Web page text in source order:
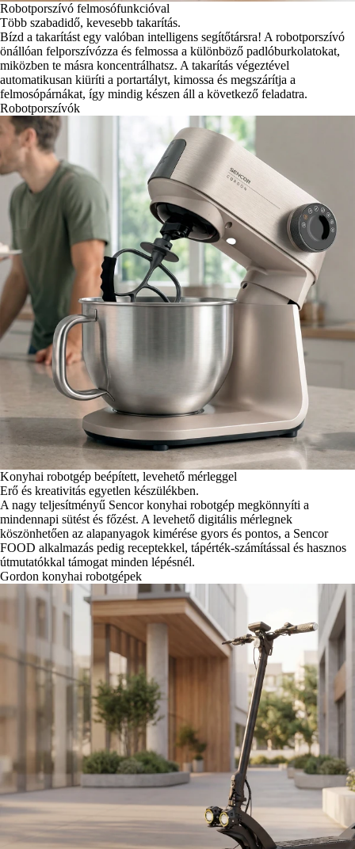
Robotporszívó felmosófunkcióval
Több szabadidő, kevesebb takarítás.
Bízd a takarítást egy valóban intelligens segítőtársra! A robotporszívó
önállóan felporszívózza és felmossa a különböző padlóburkolatokat,
miközben te másra koncentrálhatsz. A takarítás végeztével
automatikusan kiüríti a portartályt, kimossa és megszárítja a
felmosópárnákat, így mindig készen áll a következő feladatra.
Robotporszívók
Konyhai robotgép beépített, levehető mérleggel
Erő és kreativitás egyetlen készülékben.
A nagy teljesítményű Sencor konyhai robotgép megkönnyíti a
mindennapi sütést és főzést. A levehető digitális mérlegnek
köszönhetően az alapanyagok kimérése gyors és pontos, a Sencor
FOOD alkalmazás pedig receptekkel, tápérték-számítással és hasznos
útmutatókkal támogat minden lépésnél.
Gordon konyhai robotgépek